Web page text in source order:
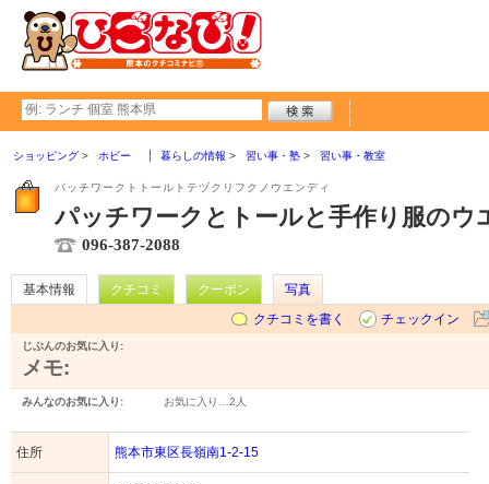
ショッピング ホビー 暮らしの情報 習い事・塾 習い事・教室
パッチワークトトールトテヅクリフクノウエンディ
パッチワークとトールと手作り服のウ
096-387-2088
基本情報 クチコミ クーポン
写真
クチコミを書く
チェックイン
じぶんのお気に入り:
メモ:
みんなのお気に入り: お気に入り… 2人
住所 熊本市東区長嶺南1-2-15